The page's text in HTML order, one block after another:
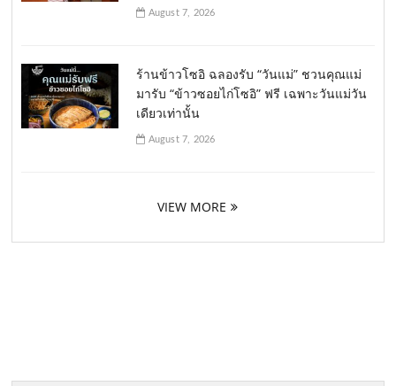
August 7, 2026
ร้านข้าวโซอิ ฉลองรับ “วันแม่” ชวนคุณแม่
มารับ “ข้าวซอยไก่โซอิ” ฟรี เฉพาะวันแม่วัน
เดียวเท่านั้น
August 7, 2026
VIEW MORE